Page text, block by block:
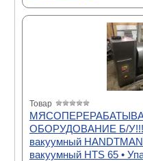
Товар
ОБОРУДОВАНИЕ Б/У!!!
вакуумный
вакуумный HTS 65 •